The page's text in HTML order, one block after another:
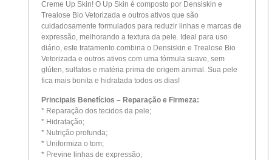
Creme Up Skin! O Up Skin é composto por Densiskin e
Trealose Bio Vetorizada e outros ativos que são
cuidadosamente formulados para reduzir linhas e marcas de
expressão, melhorando a textura da pele. Ideal para uso
diário, este tratamento combina o Densiskin e Trealose Bio
Vetorizada e outros ativos com uma fórmula suave, sem
glúten, sulfatos e matéria prima de origem animal. Sua pele
fica mais bonita e hidratada todos os dias!
Principais Benefícios – Reparação e Firmeza:
* Reparação dos tecidos da pele;
* Hidratação;
* Nutrição profunda;
* Uniformiza o tom;
* Previne linhas de expressão;